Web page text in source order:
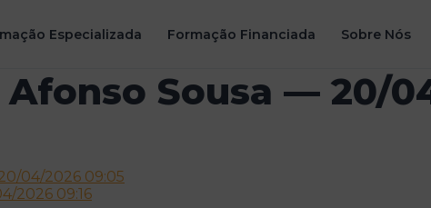
Especializada Formação Financiada Sobre Nós
Sousa — 20/
04/2026 09:05
2026 09:16